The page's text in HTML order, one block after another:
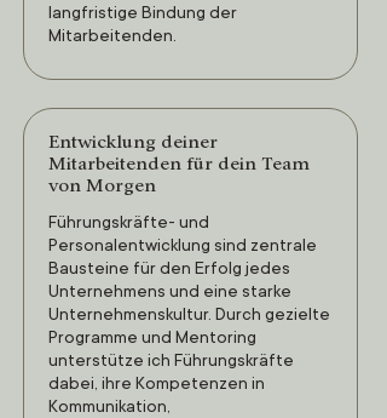
langfristige Bindung der
Mitarbeitenden.
Entwicklung deiner
Mitarbeitenden für dein Team
von Morgen
Führungskräfte- und
Personalentwicklung sind zentrale
Bausteine für den Erfolg jedes
Unternehmens und eine starke
Unternehmenskultur. Durch gezielte
Programme und Mentoring
unterstütze ich Führungskräfte
dabei, ihre Kompetenzen in
Kommunikation,